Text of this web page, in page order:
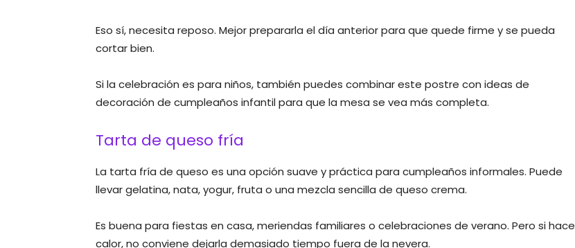
Eso sí, necesita reposo. Mejor prepararla el día anterior para que quede firme y se pueda
cortar bien.
Si la celebración es para niños, también puedes combinar este postre con ideas de
decoración de cumpleaños infantil para que la mesa se vea más completa.
Tarta de queso fría
La tarta fría de queso es una opción suave y práctica para cumpleaños informales. Puede
llevar gelatina, nata, yogur, fruta o una mezcla sencilla de queso crema.
Es buena para fiestas en casa, meriendas familiares o celebraciones de verano. Pero si hace
calor, no conviene dejarla demasiado tiempo fuera de la nevera.